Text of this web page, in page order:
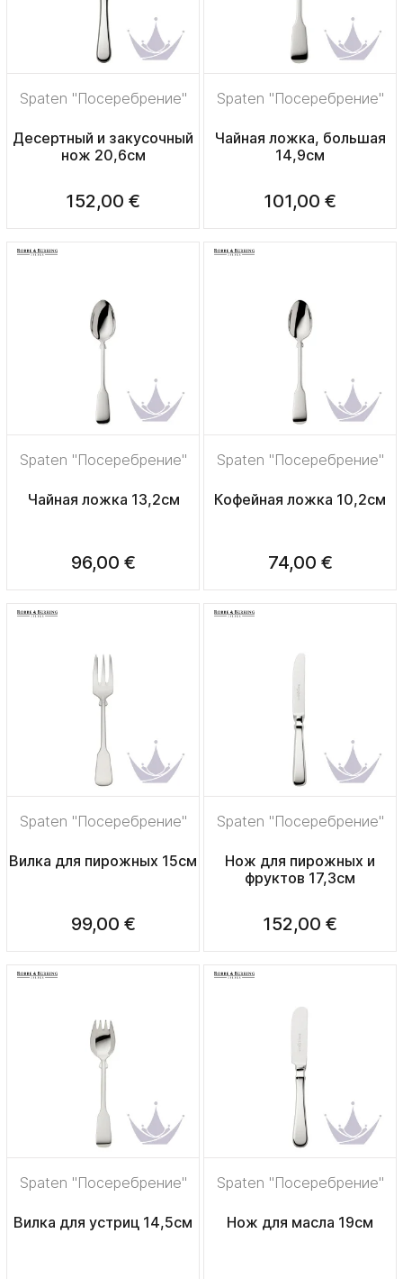
Spaten "Посеребрение"
Десертный и закусочный
нож 20,6см
152,00 €
Spaten "Посеребрение"
Чайная ложка, большая
14,9см
101,00 €
Spaten "Посеребрение"
Чайная ложка 13,2см
96,00 €
Spaten "Посеребрение"
Кофейная ложка 10,2см
74,00 €
Spaten "Посеребрение"
Вилка для пирожных 15см
99,00 €
Spaten "Посеребрение"
Нож для пирожных и
фруктов 17,3см
152,00 €
Spaten "Посеребрение"
Вилка для устриц 14,5см
Spaten "Посеребрение"
Нож для масла 19см